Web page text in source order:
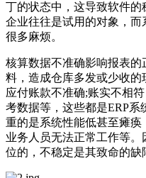
丁的状态中，这导致软件的
企业往往是试用的对象，
很多麻烦。
核算数据不准确影响报表
料，造成仓库多发或少收的
应付账款不准确;账实不相
考数据等，这些都是ERP
重的是系统性能低甚至瘫痪
业务人员无法正常工作等。
位的，不稳定是其致命的缺